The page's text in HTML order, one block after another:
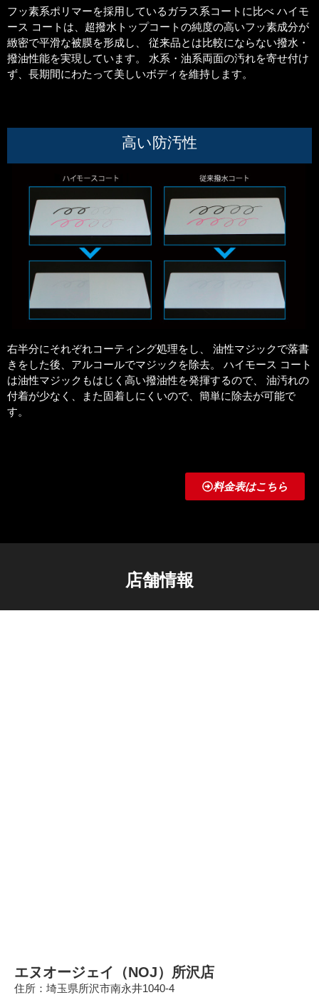
フッ素系ポリマーを採用しているガラス系コートに比べ ハイモ
ース コートは、超撥水トップコートの純度の高いフッ素成分が
緻密で平滑な被膜を形成し、 従来品とは比較にならない撥水・
撥油性能を実現しています。 水系・油系両面の汚れを寄せ付け
ず、長期間にわたって美しいボディを維持します。
高い防汚性
右半分にそれぞれコーティング処理をし、 油性マジックで落書
きをした後、アルコールでマジックを除去。 ハイモース コート
は油性マジックもはじく高い撥油性を発揮するので、 油汚れの
付着が少なく、また固着しにくいので、簡単に除去が可能で
す。
料金表はこちら
店舗情報
エヌオージェイ（NOJ）所沢店
住所：埼玉県所沢市南永井1040-4